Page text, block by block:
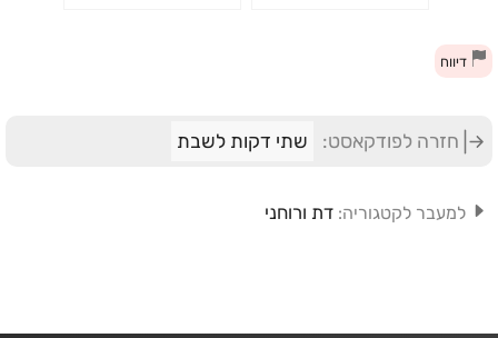
דיווח
חזרה לפודקאסט: שתי דקות לשבת
למעבר לקטגוריה: דת ורוחני